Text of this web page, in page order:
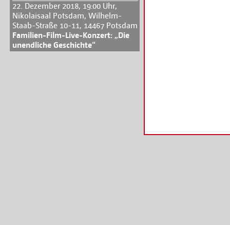
22. Dezember 2018, 19:00 Uhr,
Nikolaisaal Potsdam, Wilhelm-
Staab-Straße 10-11, 14467 Potsdam
Familien-Film-Live-Konzert: „Die
unendliche Geschichte“